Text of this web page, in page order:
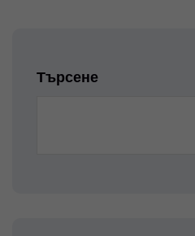
Търсене